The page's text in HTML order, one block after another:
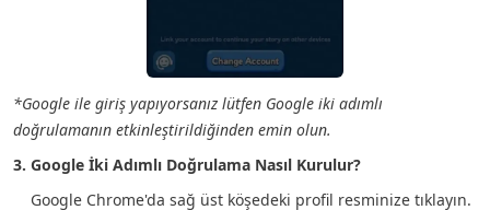
*Google ile giriş yapıyorsanız lütfen Google iki adımlı
doğrulamanın etkinleştirildiğinden emin olun.
3. Google İki Adımlı Doğrulama Nasıl Kurulur?
Google Chrome'da sağ üst köşedeki profil resminize tıklayın.